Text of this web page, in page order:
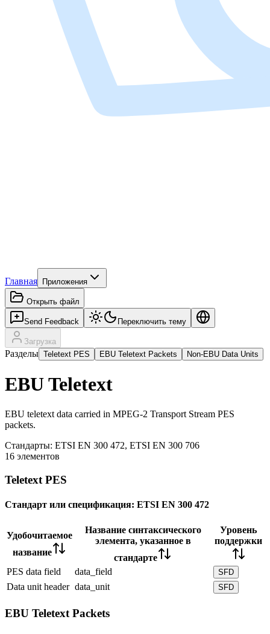
Главная Приложения
Открыть файл
Send Feedback Переключить тему
Загрузка
Разделы Teletext PES EBU Teletext Packets Non-EBU Data Units
EBU Teletext
EBU teletext data carried in MPEG-2 Transport Stream PES
packets.
Стандарты: ETSI EN 300 472, ETSI EN 300 706
16 элементов
Teletext PES
Стандарт или спецификация: ETSI EN 300 472
Удобочитаемое
название
Название синтаксического
элемента, указанное в
стандарте
Уровень
поддержки
PES data field data_field SFD
Data unit header data_unit SFD
EBU Teletext Packets